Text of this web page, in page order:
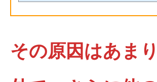
をしていたところ突然動かなくなっ
す！！まずストック付け根部分にあ
を...
その原因はあま